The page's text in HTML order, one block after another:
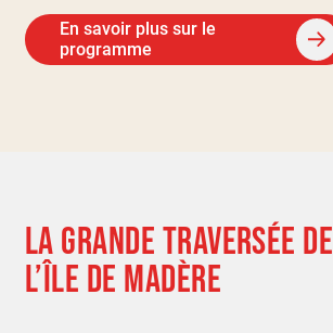
En savoir plus sur le
programme
LA GRANDE TRAVERSÉE DE
L’ÎLE DE MADÈRE